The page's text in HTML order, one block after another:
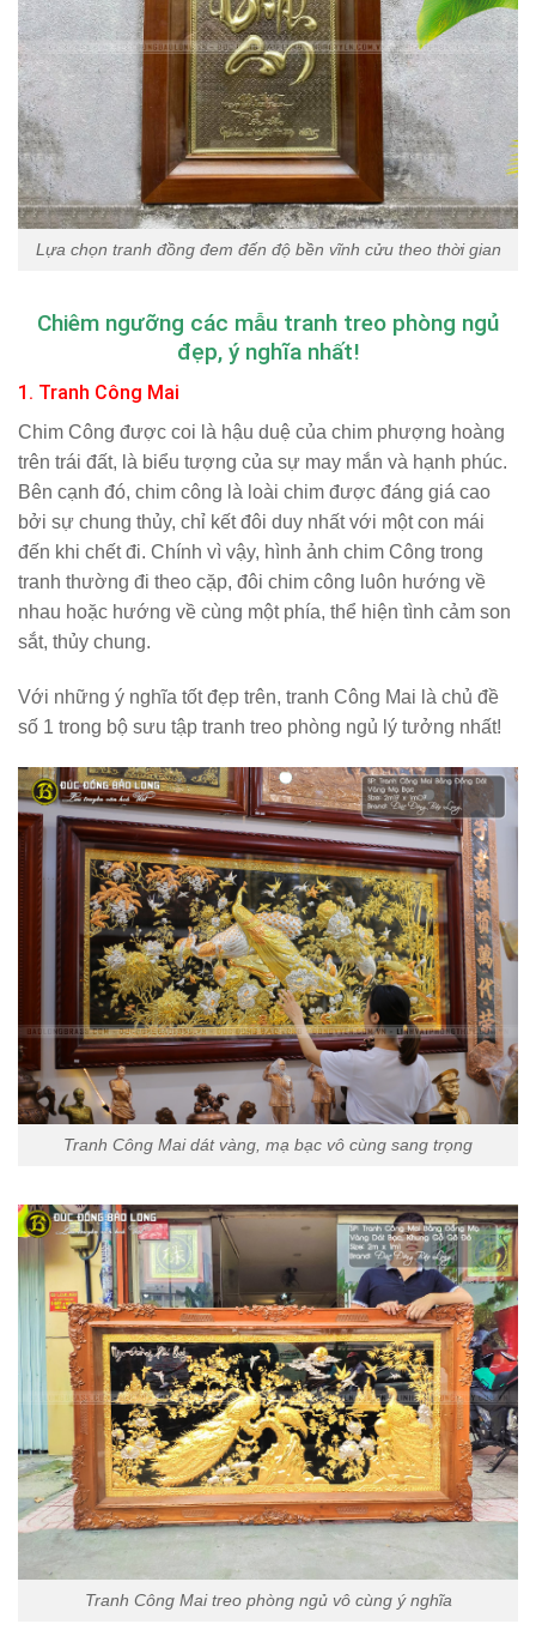
Lựa chọn tranh đồng đem đến độ bền vĩnh cửu theo thời gian
Chiêm ngưỡng các mẫu tranh treo phòng ngủ
đẹp, ý nghĩa nhất!
1. Tranh Công Mai
Chim Công được coi là hậu duệ của chim phượng hoàng
trên trái đất, là biểu tượng của sự may mắn và hạnh phúc.
Bên cạnh đó, chim công là loài chim được đáng giá cao
bởi sự chung thủy, chỉ kết đôi duy nhất với một con mái
đến khi chết đi. Chính vì vậy, hình ảnh chim Công trong
tranh thường đi theo cặp, đôi chim công luôn hướng về
nhau hoặc hướng về cùng một phía, thể hiện tình cảm son
sắt, thủy chung.
Với những ý nghĩa tốt đẹp trên, tranh Công Mai là chủ đề
số 1 trong bộ sưu tập tranh treo phòng ngủ lý tưởng nhất!
Tranh Công Mai dát vàng, mạ bạc vô cùng sang trọng
Tranh Công Mai treo phòng ngủ vô cùng ý nghĩa